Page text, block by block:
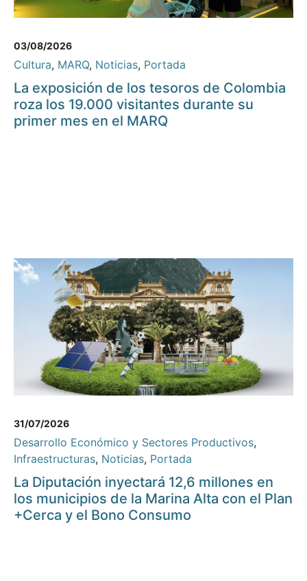
03/08/2026
Cultura, MARQ, Noticias, Portada
La exposición de los tesoros de Colombia
roza los 19.000 visitantes durante su
primer mes en el MARQ
31/07/2026
Desarrollo Económico y Sectores Productivos,
Infraestructuras, Noticias, Portada
La Diputación inyectará 12,6 millones en
los municipios de la Marina Alta con el Plan
+Cerca y el Bono Consumo